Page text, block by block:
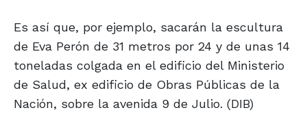
Es así que, por ejemplo, sacarán la escultura
de Eva Perón de 31 metros por 24 y de unas 14
toneladas colgada en el edificio del Ministerio
de Salud, ex edificio de Obras Públicas de la
Nación, sobre la avenida 9 de Julio. (DIB)